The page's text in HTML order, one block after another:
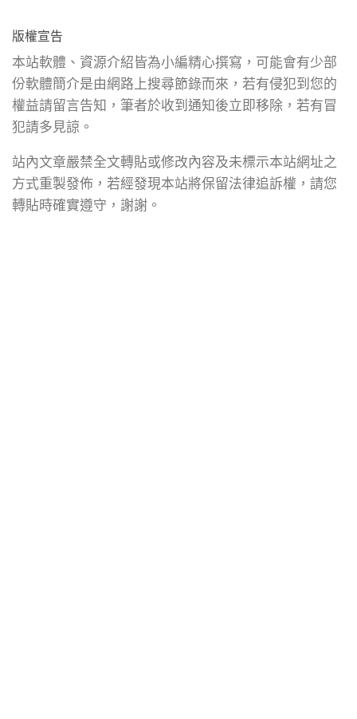
版權宣告
本站軟體、資源介紹皆為小編精心撰寫，可能會有少部
份軟體簡介是由網路上搜尋節錄而來，若有侵犯到您的
權益請留言告知，筆者於收到通知後立即移除，若有冒
犯請多見諒。
站內文章嚴禁全文轉貼或修改內容及未標示本站網址之
方式重製發佈，若經發現本站將保留法律追訴權，請您
轉貼時確實遵守，謝謝。